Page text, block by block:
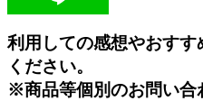
利用しての感想やおす
ください。
※商品等個別のお問い合